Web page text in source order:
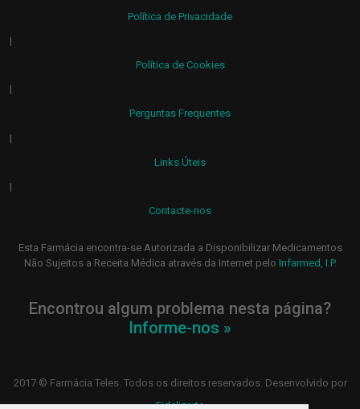
Política de Privacidade
|
Política de Cookies
|
Perguntas Frequentes
|
Links Úteis
|
Contacte-nos
Esta Farmácia encontra-se Autorizada a Disponibilizar Medicamentos
Não Sujeitos a Receita Médica através da Internet pelo Infarmed, I.P.
Encontrou algum problema nesta página?
Informe-nos »
2017 © Farmácia Teles. Todos os direitos reservados. Desenvolvido por
Fidelizarte